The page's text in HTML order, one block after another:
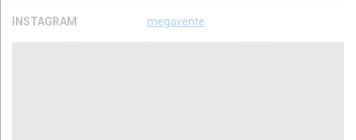
INSTAGRAM megavente